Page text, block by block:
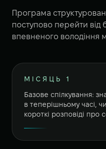
Програма
поступово перейти від
впевненого володіння
МІСЯЦЬ 1
Базове спілкування:
в теперішньому часі,
короткі розповіді про